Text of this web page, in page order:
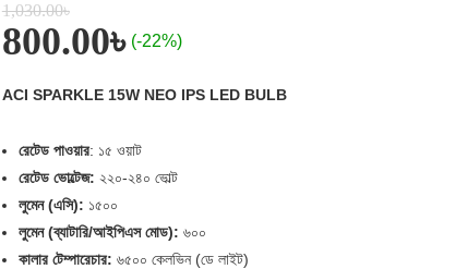
1,030.00৳
800.00৳ (-22%)
ACI SPARKLE 15W NEO IPS LED BULB
রেটেড পাওয়ার: ১৫ ওয়াট
রেটেড ভোল্টেজ: ২২০-২৪০ ভোল্ট
লুমেন (এসি): ১৫০০
লুমেন (ব্যাটারি/আইপিএস মোড): ৬০০
কালার টেম্পারেচার: ৬৫০০ কেলভিন (ডে লাইট)